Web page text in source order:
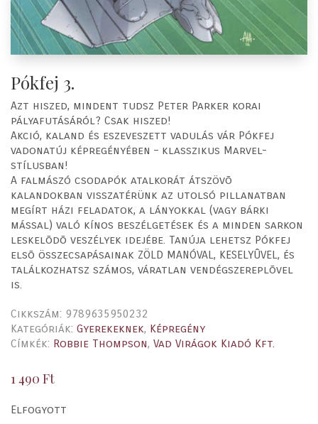
Pókfej 3.
Azt hiszed, mindent tudsz Peter Parker korai
pályafutásáról? Csak hiszed!
Akció, kaland és eszeveszett vadulás vár Pókfej
vadonatúj képregényében – klasszikus Marvel-
stílusban!
A falmászó csodapók atalkorát átszövõ
kalandokban visszatérünk az utolsó pillanatban
megírt házi feladatok, a lányokkal (vagy bárki
mással) való kínos beszélgetések és a minden sarkon
leskelõdõ veszélyek idejébe. Tanúja lehetsz Pókfej
elsõ összecsapásainak ZÖLD MANÓVAL, KESELYÛVEL, és
találkozhatsz számos, váratlan vendégszereplõvel
is.
Cikkszám: 9789635950232
Kategóriák: Gyerekeknek, Képregény
Címkék: Robbie Thompson, Vad Virágok Kiadó Kft.
1 490 Ft
Elfogyott